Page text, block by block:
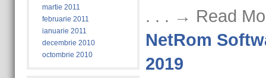
martie 2011
februarie 2011
ianuarie 2011
decembrie 2010
octombrie 2010
. . . → Read
NetRom
2019